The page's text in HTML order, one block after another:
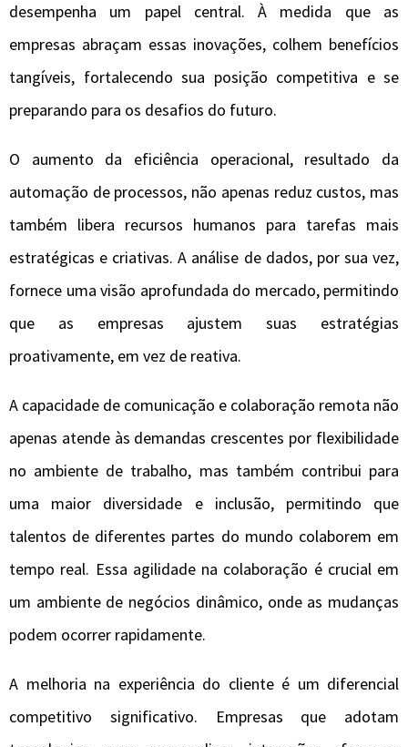
desempenha um papel central. À medida que as
empresas abraçam essas inovações, colhem benefícios
tangíveis, fortalecendo sua posição competitiva e se
preparando para os desafios do futuro.
O aumento da eficiência operacional, resultado da
automação de processos, não apenas reduz custos, mas
também libera recursos humanos para tarefas mais
estratégicas e criativas. A análise de dados, por sua vez,
fornece uma visão aprofundada do mercado, permitindo
que as empresas ajustem suas estratégias
proativamente, em vez de reativa.
A capacidade de comunicação e colaboração remota não
apenas atende às demandas crescentes por flexibilidade
no ambiente de trabalho, mas também contribui para
uma maior diversidade e inclusão, permitindo que
talentos de diferentes partes do mundo colaborem em
tempo real. Essa agilidade na colaboração é crucial em
um ambiente de negócios dinâmico, onde as mudanças
podem ocorrer rapidamente.
A melhoria na experiência do cliente é um diferencial
competitivo significativo. Empresas que adotam